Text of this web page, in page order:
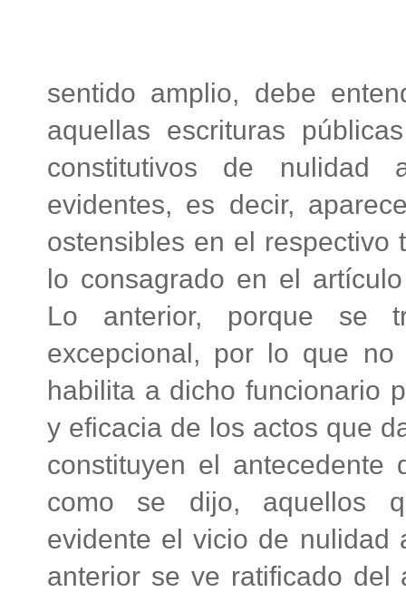
sentido amplio, debe
aquellas escrituras
constitutivos de nulidad
evidentes, es decir,
ostensibles en el respectivo
lo consagrado en el
Lo anterior, porque se
excepcional, por lo que no
habilita a dicho funcionario
y eficacia de los actos que
constituyen el antecedente
como se dijo, aquellos
evidente el vicio de nulidad
anterior se ve ratificado del